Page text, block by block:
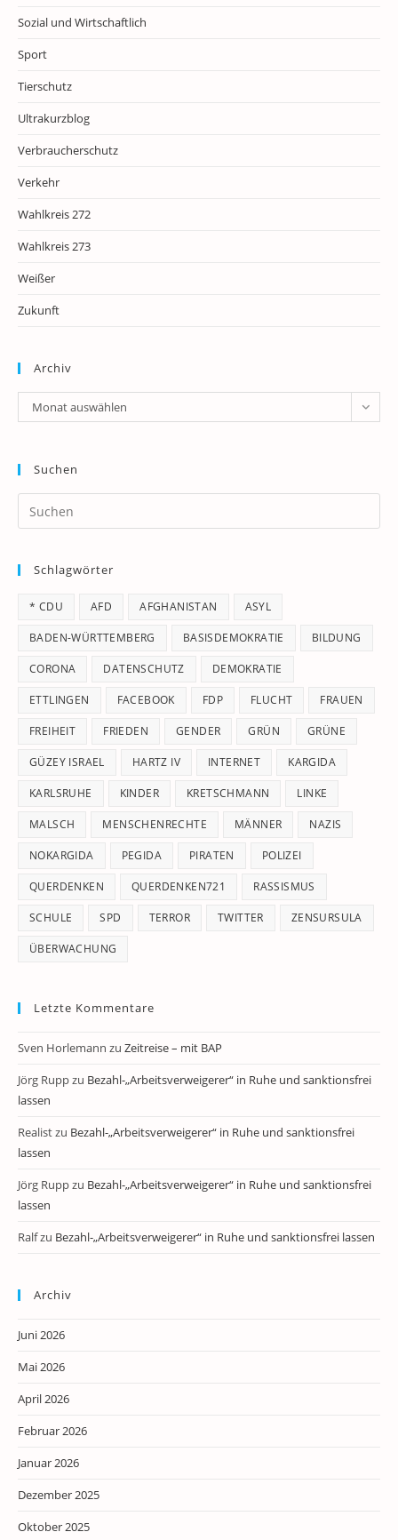
Sozial und Wirtschaftlich
Sport
Tierschutz
Ultrakurzblog
Verbraucherschutz
Verkehr
Wahlkreis 272
Wahlkreis 273
Weißer
Zukunft
Archiv
Archiv
Monat auswählen
Suchen
Schlagwörter
* CDU AFD AFGHANISTAN ASYL
BADEN-WÜRTTEMBERG BASISDEMOKRATIE BILDUNG
CORONA DATENSCHUTZ DEMOKRATIE
ETTLINGEN FACEBOOK FDP FLUCHT FRAUEN
FREIHEIT FRIEDEN GENDER GRÜN GRÜNE
GÜZEY ISRAEL HARTZ IV INTERNET KARGIDA
KARLSRUHE KINDER KRETSCHMANN LINKE
MALSCH MENSCHENRECHTE MÄNNER NAZIS
NOKARGIDA PEGIDA PIRATEN POLIZEI
QUERDENKEN QUERDENKEN721 RASSISMUS
SCHULE SPD TERROR TWITTER ZENSURSULA
ÜBERWACHUNG
Letzte Kommentare
Sven Horlemann zu Zeitreise – mit BAP
Jörg Ruppzu Bezahl-„Arbeitsverweigerer“ in Ruhe und sanktionsfrei
lassen
Realistzu Bezahl-„Arbeitsverweigerer“ in Ruhe und sanktionsfrei
lassen
Jörg Ruppzu Bezahl-„Arbeitsverweigerer“ in Ruhe und sanktionsfrei
lassen
Ralfzu Bezahl-„Arbeitsverweigerer“ in Ruhe und sanktionsfrei lassen
Archiv
Juni 2026
Mai 2026
April 2026
Februar 2026
Januar 2026
Dezember 2025
Oktober 2025